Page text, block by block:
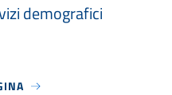
demografici